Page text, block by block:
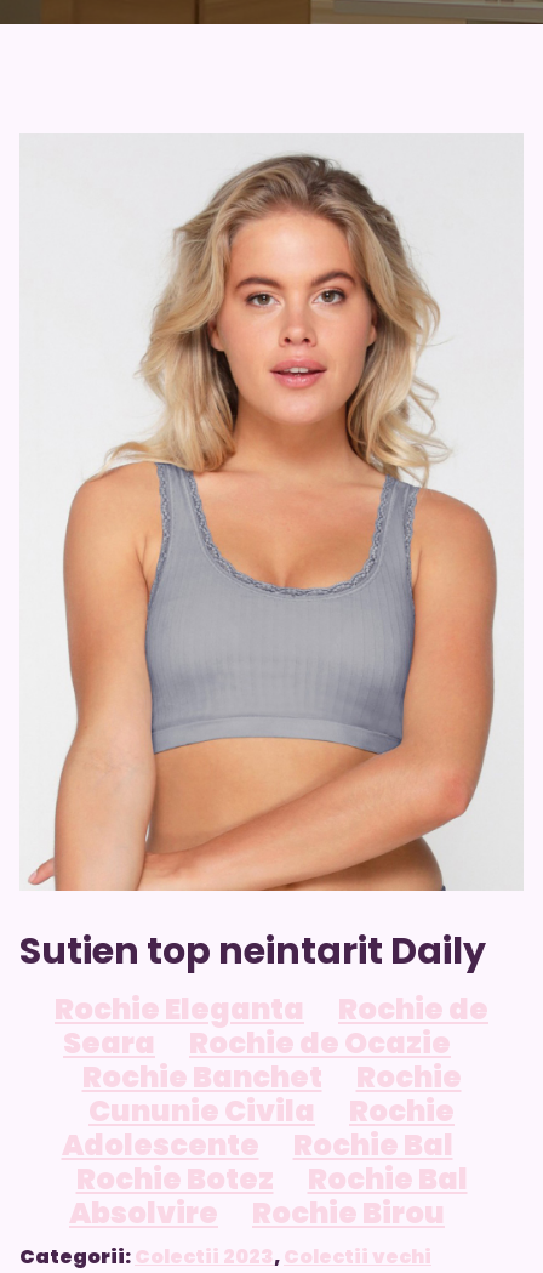
Sutien top neintarit Daily
Rochie Eleganta
Rochie de
Seara
Rochie de Ocazie
Rochie Banchet
Rochie
Cununie Civila
Rochie
Adolescente
Rochie Bal
Rochie Botez
Rochie Bal
Absolvire
Rochie Birou
Categorii:Colectii 2023,Colectii vechi